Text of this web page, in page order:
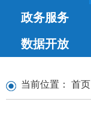
政务服务
数据开放
当前位置： 首页